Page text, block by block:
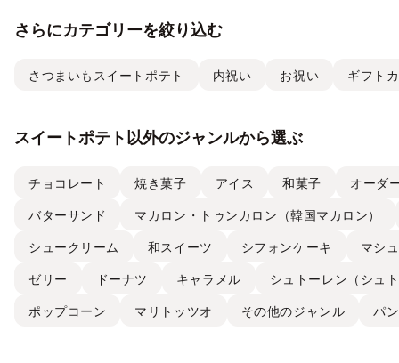
ツの名店が集結 ―
さらにカテゴリーを絞り込む
さつまいもスイートポテト 内祝い お祝い ギフト
スイートポテト以外のジャンルから選ぶ
チョコレート 焼き菓子 アイス 和菓子 オーダ
バターサンド マカロン・トゥンカロン（韓国マカロン）
シュークリーム 和スイーツ シフォンケーキ マシ
ゼリー ドーナツ キャラメル シュトーレン（シュ
ポップコーン マリトッツオ その他のジャンル パン